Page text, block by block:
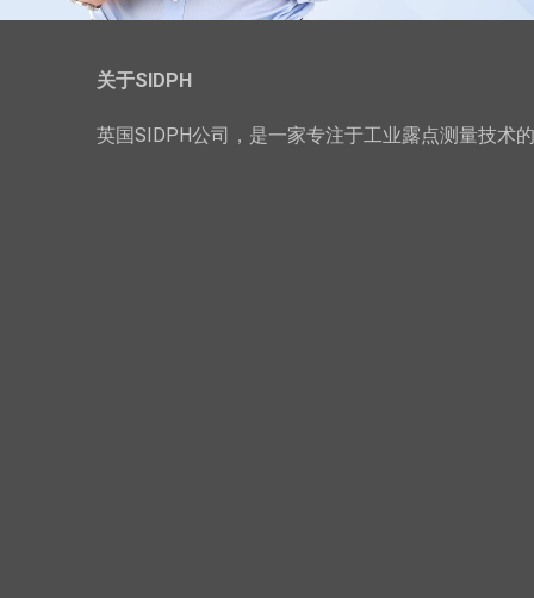
关于SIDPH
英国SIDPH公司，是一家专注于工业露点测量技术